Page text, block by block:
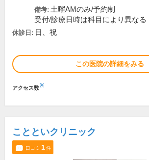
備考: 土曜AMのみ/予約制
受付/診療日時は科目により異なる
休診日: 日、祝
この医院の詳細をみる
アクセス数※
ことといクリニック
口コミ 1件